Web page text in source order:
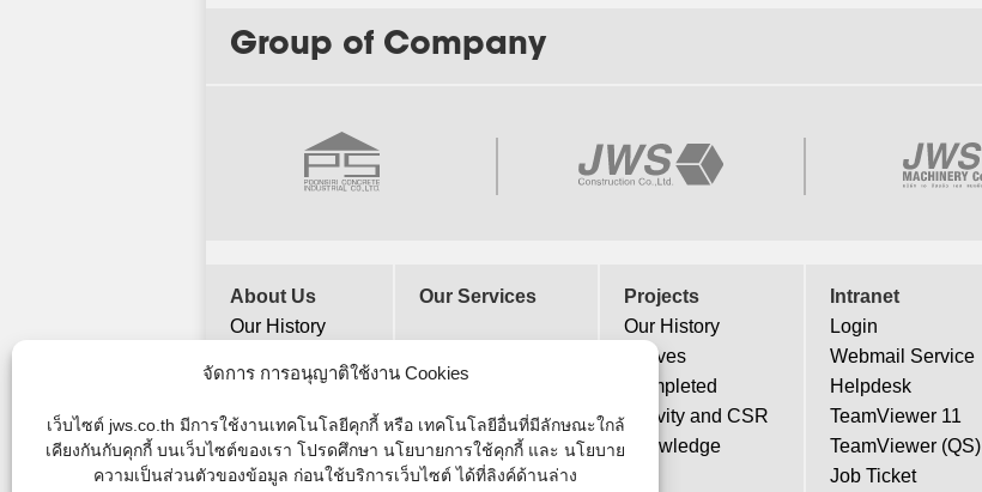
จัดการ การอนุญาติใช้งาน Cookies
เว็บไซต์ jws.co.th มีการใช้งานเทคโนโลยีคุกกี้ หรือ เทคโนโลยีอื่นที่มีลักษณะใกล้
เคียงกันกับคุกกี้ บนเว็บไซต์ของเรา โปรดศึกษา นโยบายการใช้คุกกี้ และ นโยบาย
ความเป็นส่วนตัวของข้อมูล ก่อนใช้บริการเว็บไซต์ ได้ที่ลิงค์ด้านล่าง
Group of Company
About Us
Our History
Mission
Company
Objectives
Organization
Our Services
Projects
Our History
Actives
Completed
Activity and CSR
Knowledge
Intranet
Login
Webmail Service
Helpdesk
TeamViewer 11
TeamViewer (QS)
Job Ticket